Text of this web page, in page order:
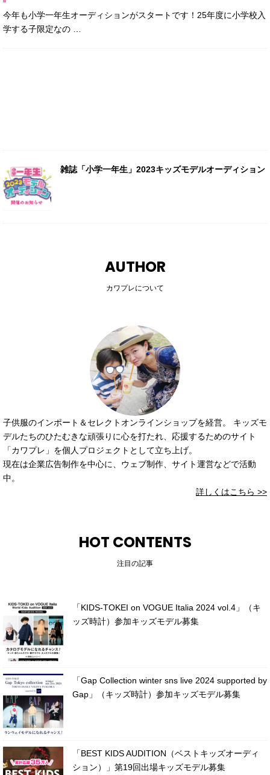
今年も小学一年生オーディションがスタートです！25年度に小学校入
学する子限定なの
雑誌「小学一年生」2023キッズモデルオーディション
AUTHOR
カワプレについて
子供服のインポート＆セレクトオンラインショップを経営。 キッズモ
デルたちのひたむきな頑張りに心を打たれ、応援するためのサイト
「カワプレ」を個人プロジェクトとして立ち上げ。
現在は企業広告制作を中心に、ウェブ制作、サイト運営などで活動
中。
詳しくはこちら >>
HOT CONTENTS
注目の記事
「KIDS-TOKEI on VOGUE Italia 2024 vol.4」（キ
ッズ時計）参加キッズモデル募集
「Gap Collection winter sns live 2024 supported by
Gap」（キッズ時計）参加キッズモデル募集
「BEST KIDS AUDITION（ベストキッズオーディ
ション）」第19回出場キッズモデル募集